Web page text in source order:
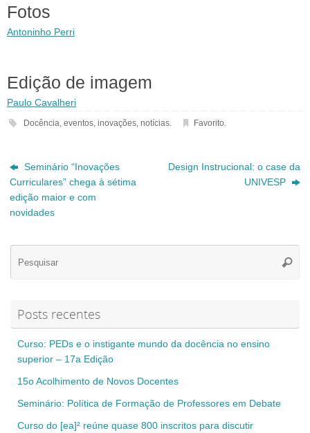
Fotos
Antoninho Perri
Edição de imagem
Paulo Cavalheri
Docência, eventos, inovações, notícias. Favorito.
Seminário “Inovações
Curriculares” chega à sétima
edição maior e com
novidades
Design Instrucional: o case da
UNIVESP
Posts recentes
Curso: PEDs e o instigante mundo da docência no ensino
superior – 17a Edição
15o Acolhimento de Novos Docentes
Seminário: Política de Formação de Professores em Debate
Curso do [ea]² reúne quase 800 inscritos para discutir